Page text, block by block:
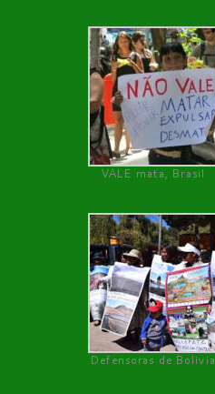
VALE mata, Brasil
Defensoras de Bolivia